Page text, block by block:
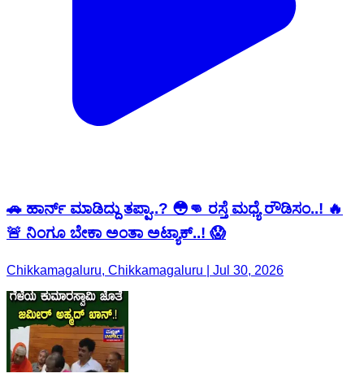
🚗 ಹಾರ್ನ್ ಮಾಡಿದ್ದು ತಪ್ಪಾ..? 😳👊 ರಸ್ತೆ ಮಧ್ಯೆ ರೌಡಿಸಂ..! 🔥
🚨 ನಿಂಗೂ ಬೇಕಾ ಅಂತಾ ಅಟ್ಯಾಕ್..! 😱
Chikkamagaluru, Chikkamagaluru | Jul 30, 2026